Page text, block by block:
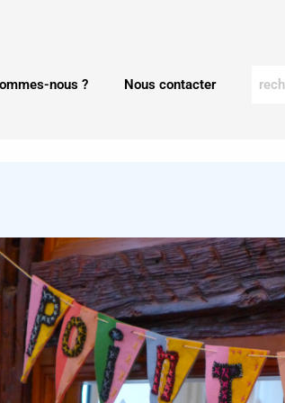
nous ? Nous contacter